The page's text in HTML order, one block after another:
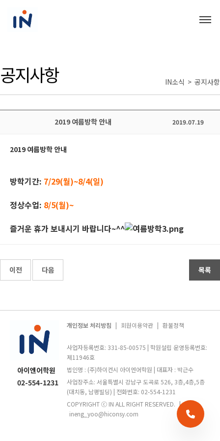
공지사항 IN소식 > 공지사항
2019 여름방학 안내 2019.07.19
2019 여름방학 안내
방학기간: 7/29(월)~8/4(일)
정상수업: 8/5(월)~
즐거운 휴가 보내시기 바랍니다~^^
이전 다음 목록
아이엔어학원
02-554-1231
개인정보 처리방침 | 회원이용약관 | 환불정책
사업자등록번호: 331-85-00575 | 학원설립 운영등록번호:
제11946호
법인명 : (주)하이컨시 아이엔어학원 | 대표자 : 박근수
사업장주소: 서울특별시 강남구 도곡로 526, 3층,4층,5층
(대치동, 남평빌딩) | 전화번호: 02-554-1231
COPYRIGHT ⓒ IN ALL RIGHT RESERVED. |
ineng_yoo@hiconsy.com